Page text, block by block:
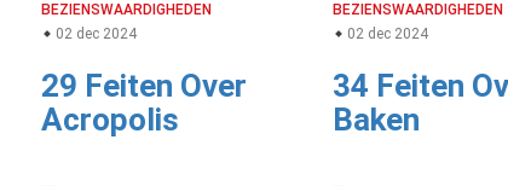
BEZIENSWAARDIGHEDEN
02 dec 2024
29 Feiten Over
Acropolis
BEZIENSWAARDIGHEDEN
02 dec 2024
34 Feiten
Baken